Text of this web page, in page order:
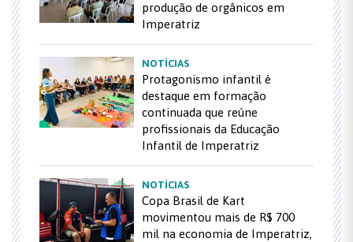
produção de orgânicos em
Imperatriz
NOTÍCIAS
Protagonismo infantil é
destaque em formação
continuada que reúne
profissionais da Educação
Infantil de Imperatriz
NOTÍCIAS
Copa Brasil de Kart
movimentou mais de R$ 700
mil na economia de Imperatriz,